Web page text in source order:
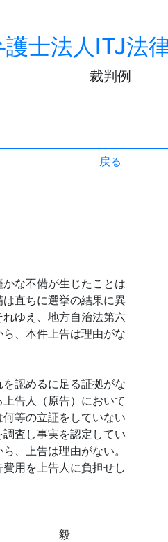
護士法人ITJ法
裁判例
戻る
な不備が生じたことは
直ちに選挙の結果に異
ゆえ、地方自治法第六
、本件上告は理由がな
認めるに足る証拠がな
告人（原告）において
等の立証をしていない
査し事実を認定してい
、上告は理由がない。
用を上告人に負担せし
毅